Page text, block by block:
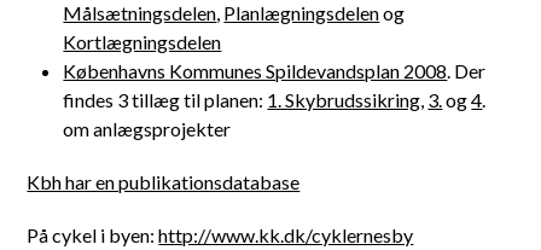
Målsætningsdelen, Planlægningsdelenog
Kortlægningsdelen
Københavns Kommunes Spildevandsplan 2008. Der
findes 3 tillæg til planen: 1. Skybrudssikring, 3.og4.
om anlægsprojekter
Kbh har en publikationsdatabase
På cykel i byen:http://www.kk.dk/cyklernesby